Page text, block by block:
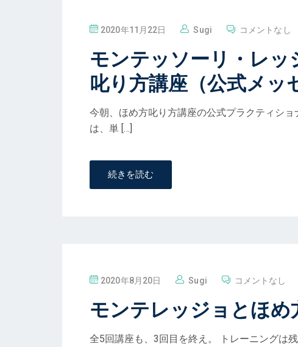
投
2020年11月22日 Sugi コメントなし
モンテッソーリ・レ
叱り方講座（公式メッ
今朝、ほめ方叱り方講座の公式プラクティシ
は、単 […]
続きを読む
投
2020年8月20日 Sugi コメントなし
モンテレッジョとほ
全5回講座も、3回目を終え。 トレーニングは